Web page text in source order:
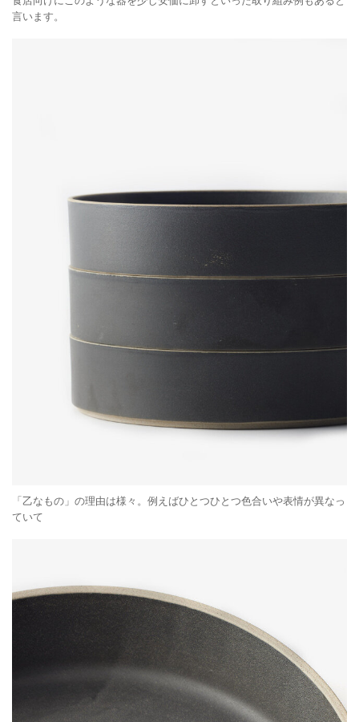
言います。
「乙なもの」の理由は様々。例えばひとつひとつ色合いや表情が異なっ
ていて